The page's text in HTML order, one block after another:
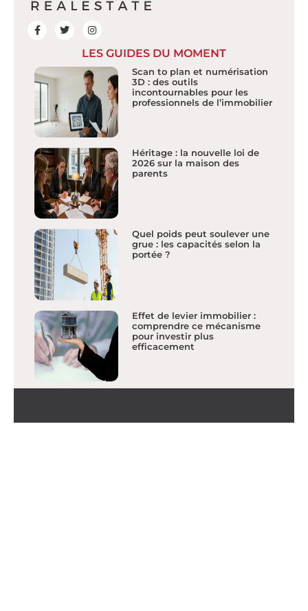
LES GUIDES DU MOMENT
Scan to plan et numérisation
3D : des outils
incontournables pour les
professionnels de l’immobilier
Héritage : la nouvelle loi de
2026 sur la maison des
parents
Quel poids peut soulever une
grue : les capacités selon la
portée ?
Effet de levier immobilier :
comprendre ce mécanisme
pour investir plus
efficacement